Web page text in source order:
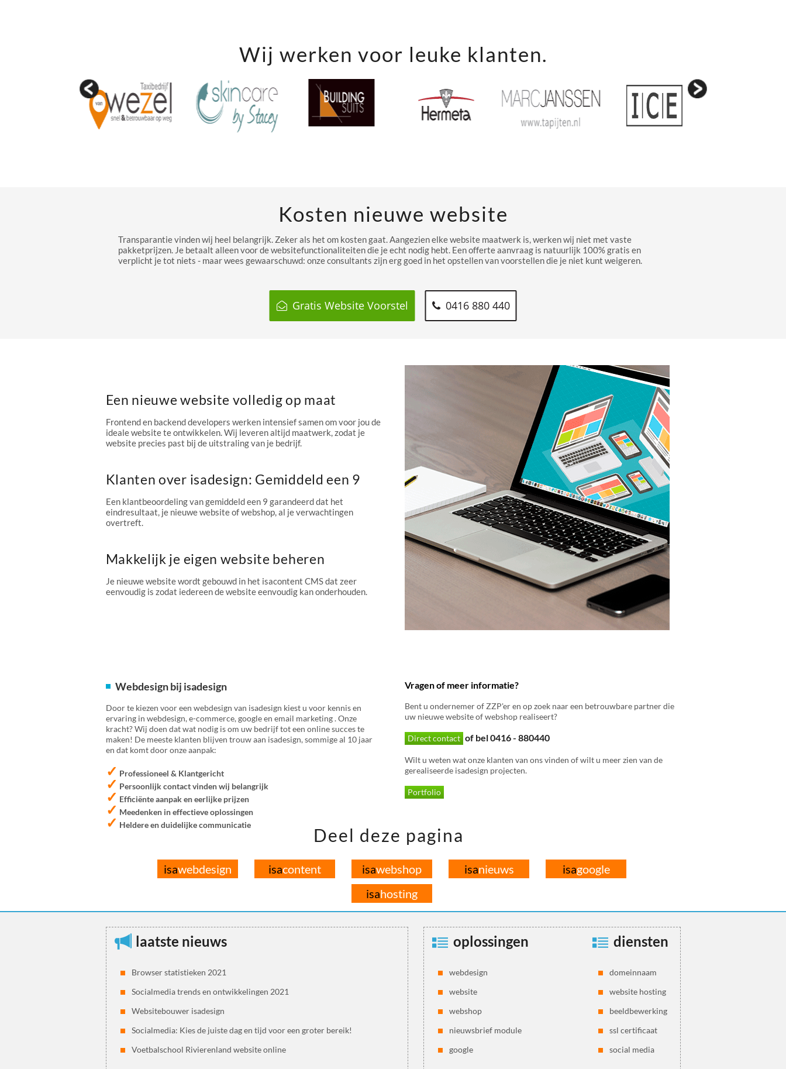
Wij werken voor leuke klanten.
Kosten nieuwe website
Transparantie vinden wij heel belangrijk. Zeker als het om kosten gaat. Aangezien elke website maatwerk is, werken wij niet met vaste
pakketprijzen. Je betaalt alleen voor de websitefunctionaliteiten die je echt nodig hebt. Een offerte aanvraag is natuurlijk 100% gratis en
verplicht je tot niets - maar wees gewaarschuwd: onze consultants zijn erg goed in het opstellen van voorstellen die je niet kunt weigeren.
Gratis Website Voorstel 0416 880 440
Een nieuwe website volledig op maat
Frontend en backend developers werken intensief samen om voor jou de
ideale website te ontwikkelen. Wij leveren altijd maatwerk, zodat je
website precies past bij de uitstraling van je bedrijf.
Klanten over isadesign: Gemiddeld een 9
Een klantbeoordeling van gemiddeld een 9 garandeerd dat het
eindresultaat, je nieuwe website of webshop, al je verwachtingen
overtreft.
Makkelijk je eigen website beheren
Je nieuwe website wordt gebouwd in het isacontent CMS dat zeer
eenvoudig is zodat iedereen de website eenvoudig kan onderhouden.
Webdesign bij isadesign
Door te kiezen voor een webdesign van isadesign kiest u voor kennis en
ervaring in webdesign, e-commerce, google en email marketing . Onze
kracht? Wij doen dat wat nodig is om uw bedrijf tot een online succes te
maken! De meeste klanten blijven trouw aan isadesign, sommige al 10 jaar
en dat komt door onze aanpak:
✓ Professioneel & Klantgericht
✓ Persoonlijk contact vinden wij belangrijk
✓ Efficiënte aanpak en eerlijke prijzen
✓ Meedenken in effectieve oplossingen
✓ Heldere en duidelijke communicatie
Vragen of meer informatie?
Bent u ondernemer of ZZP'er en op zoek naar een betrouwbare partner die
uw nieuwe website of webshop realiseert?
Direct contact of bel 0416 - 880440
Wilt u weten wat onze klanten van ons vinden of wilt u meer zien van de
gerealiseerde isadesign projecten.
Portfolio
Deel deze pagina
isawebdesign isacontent isawebshop isanieuws isagoogle
isahosting
laatste nieuws
Browser statistieken 2021
Socialmedia trends en ontwikkelingen 2021
Websitebouwer isadesign
Socialmedia: Kies de juiste dag en tijd voor een groter bereik!
Voetbalschool Rivierenland website online
oplossingen
webdesign
website
webshop
nieuwsbrief module
google
diensten
domeinnaam
website hosting
beeldbewerking
ssl certificaat
social media